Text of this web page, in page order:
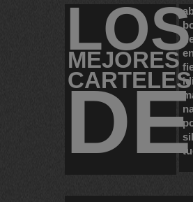
LOS
MEJORES
CARTELES
DE